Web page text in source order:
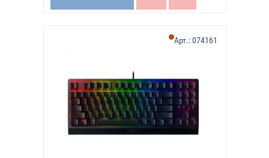
Арт.:074161